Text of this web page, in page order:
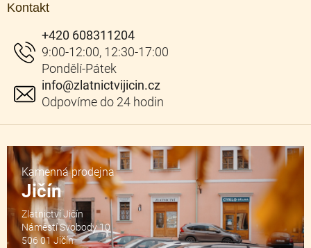
Kontakt
info@zlatnictvijicin.cz
+420 608311204
Kamenná prodejna
Jičín
Zlatnictví Jičín
Náměstí Svobody 10
506 01 Jičín